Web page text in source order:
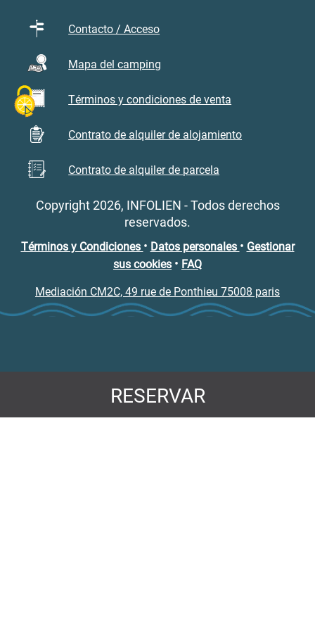
Contacto / Acceso
Mapa del camping
Términos y condiciones de venta
Contrato de alquiler de alojamiento
Contrato de alquiler de parcela
Copyright 2026, INFOLIEN - Todos derechos
reservados.
Términos y Condiciones • Datos personales • Gestionar
sus cookies • FAQ
Mediación CM2C, 49 rue de Ponthieu 75008 paris
RESERVAR